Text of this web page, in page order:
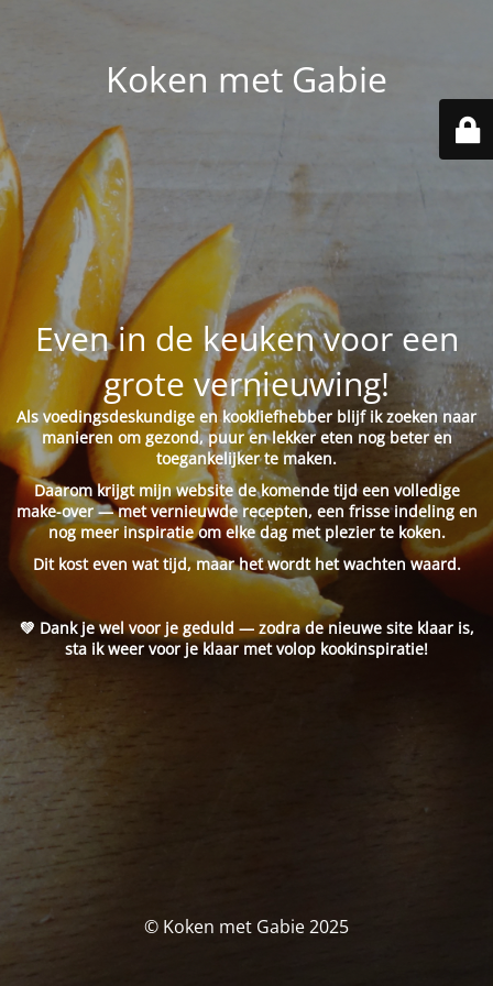
Koken met Gabie
Even in de keuken voor een
grote vernieuwing!
Als voedingsdeskundige en kookliefhebber blijf ik zoeken naar
manieren om gezond, puur en lekker eten nog beter en
toegankelijker te maken.
Daarom krijgt mijn website de komende tijd een volledige
make-over — met vernieuwde recepten, een frisse indeling en
nog meer inspiratie om elke dag met plezier te koken.
Dit kost even wat tijd, maar het wordt het wachten waard.
💚 Dank je wel voor je geduld — zodra de nieuwe site klaar is,
sta ik weer voor je klaar met volop kookinspiratie!
© Koken met Gabie 2025